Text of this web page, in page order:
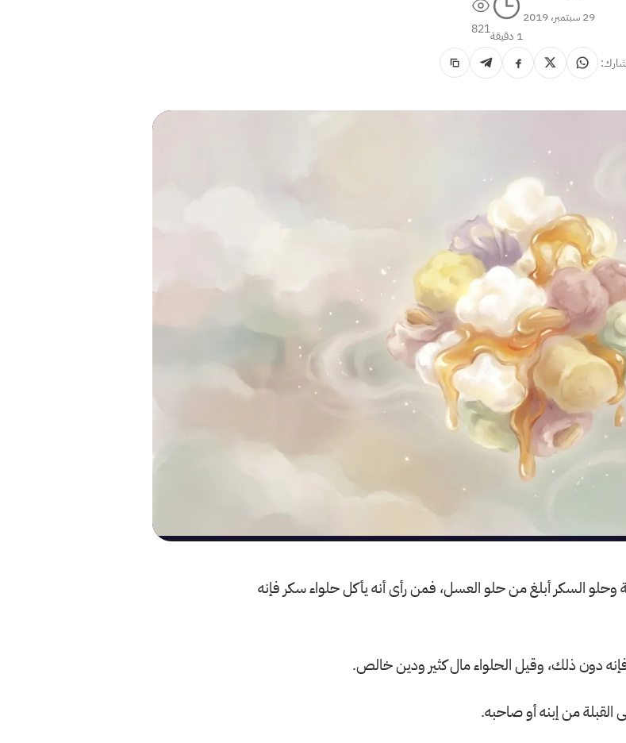
29 سبتمبر، 2019
1 دقيقة
821
شارك:
وحلو السكر أبلغ من حلو العسل، فمن رأى أنه يأكل حلواء سكر فإنه
دون ذلك، وقيل الحلواء مال كثير ودين خالص.
القبلة من إبنه أو صاحبه.